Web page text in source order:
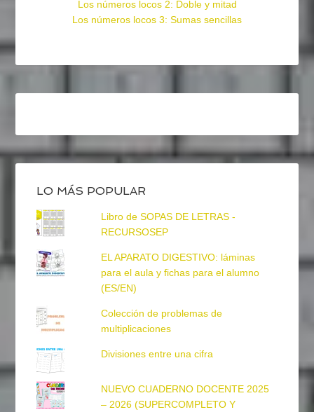
Los números locos 2: Doble y mitad
Los números locos 3: Sumas sencillas
LO MÁS POPULAR
Libro de SOPAS DE LETRAS -
RECURSOSEP
EL APARATO DIGESTIVO: láminas
para el aula y fichas para el alumno
(ES/EN)
Colección de problemas de
multiplicaciones
Divisiones entre una cifra
NUEVO CUADERNO DOCENTE 2025
– 2026 (SUPERCOMPLETO Y